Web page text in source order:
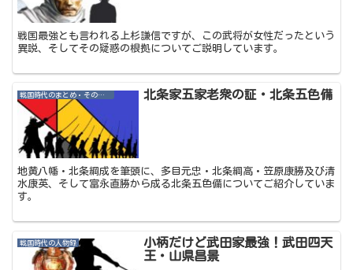
戦国最強とも言われる上杉謙信ですが、この武将が女性だったという
異説、そしてその疑惑の根拠についてご説明しています。
戦国時代のまとめ・その他記事 北条家五家老衆の証・北条五色備
地黄八幡・北条綱成を筆頭に、多目元忠・北条綱高・笠原康勝及び清
水康英、そして富永直勝から成る北条五色備についてご紹介していま
す。
戦国時代の人物録
小柄だけど武田家最強！武田四天
王・山県昌景